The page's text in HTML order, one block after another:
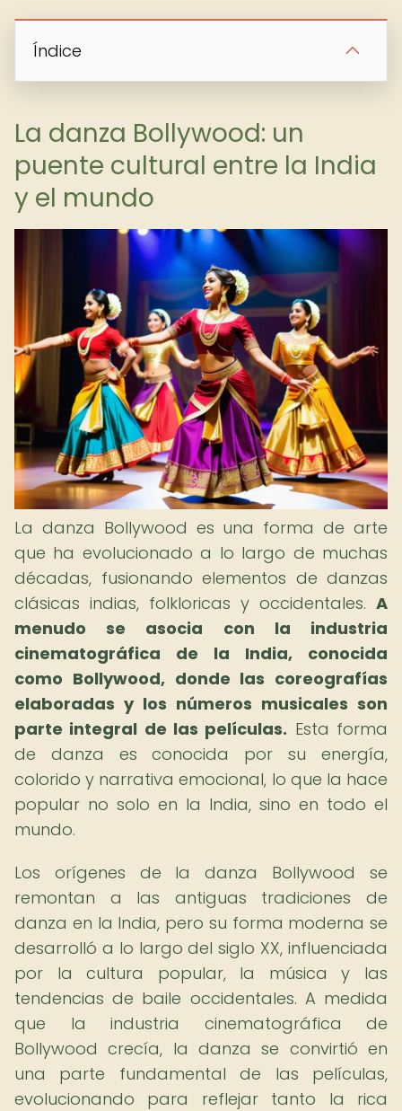
Índice
La danza Bollywood: un
puente cultural entre la India
y el mundo
La danza Bollywood es una forma de arte
que ha evolucionado a lo largo de muchas
décadas, fusionando elementos de danzas
clásicas indias, folkloricas y occidentales. A
menudo se asocia con la industria
cinematográfica de la India, conocida
como Bollywood, donde las coreografías
elaboradas y los números musicales son
parte integral de las películas. Esta forma
de danza es conocida por su energía,
colorido y narrativa emocional, lo que la hace
popular no solo en la India, sino en todo el
mundo.
Los orígenes de la danza Bollywood se
remontan a las antiguas tradiciones de
danza en la India, pero su forma moderna se
desarrolló a lo largo del siglo XX, influenciada
por la cultura popular, la música y las
tendencias de baile occidentales. A medida
que la industria cinematográfica de
Bollywood crecía, la danza se convirtió en
una parte fundamental de las películas,
evolucionando para reflejar tanto la rica